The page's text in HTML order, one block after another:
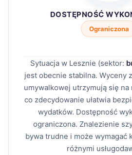
DOSTĘPNOŚĆ
Ograniczona
Sytuacja w Lesznie (sektor:
jest obecnie stabilna. Wyceny
umywalkowej utrzymują się
co zdecydowanie ułatwia
wydatków. Dostępność
ograniczona. Znalezienie
bywa trudne i może wymagać
różnymi